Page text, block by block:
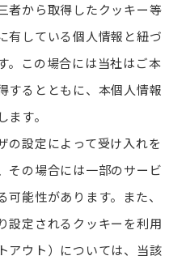
者から取得したクッキー等
有している個人情報と紐づ
。この場合には当社はご本
するとともに、本個人情報
す。
の設定によって受け入れを
その場合には一部のサービ
能性があります。また、
設定されるクッキーを利用
アウト）については、当該